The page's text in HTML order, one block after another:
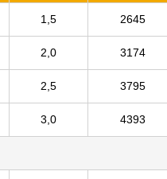
1,5 2645
2,0 3174
2,5 3795
3,0 4393